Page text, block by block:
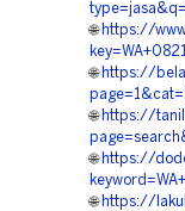
🌐 https://
🌐 https://
🌐 https://
🌐 https://
🌐 https://